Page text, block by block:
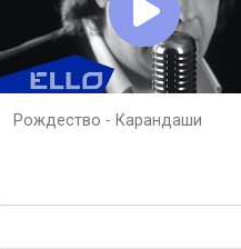
Рождество - Карандаши